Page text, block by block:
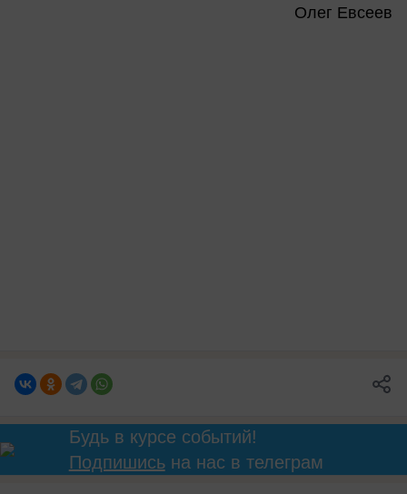
Олег Евсеев
Будь в курсе событий!
Подпишисьна нас в телеграм